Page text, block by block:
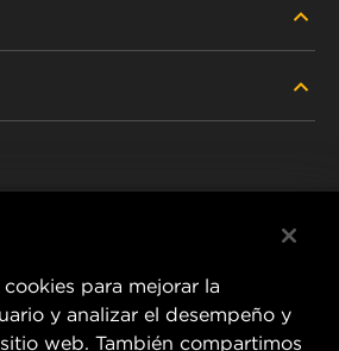
para mejorar la
y analizar el desempeño y
web. También compartimos